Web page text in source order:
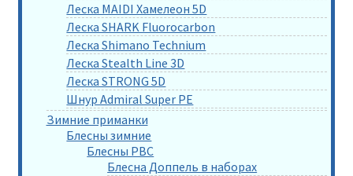
Леска MAIDI Хамелеон 5D
Леска SHARK Fluorocarbon
Леска Shimano Technium
Леска Stealth Line 3D
Леска STRONG 5D
Шнур Admiral Super PE
Зимние приманки
Блесны зимние
Блесны РВС
Блесна Доппель в наборах